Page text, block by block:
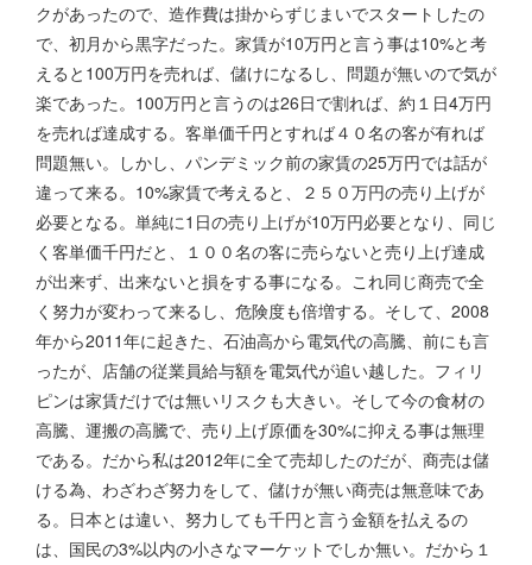
クがあったので、造作費は掛からずじまいでスタートしたの
で、初月から黒字だった。家賃が10万円と言う事は10%と考
えると100万円を売れば、儲けになるし、問題が無いので気が
楽であった。100万円と言うのは26日で割れば、約１日4万円
を売れば達成する。客単価千円とすれば４０名の客が有れば
問題無い。しかし、パンデミック前の家賃の25万円では話が
違って来る。10%家賃で考えると、２５０万円の売り上げが
必要となる。単純に1日の売り上げが10万円必要となり、同じ
く客単価千円だと、１００名の客に売らないと売り上げ達成
が出来ず、出来ないと損をする事になる。これ同じ商売で全
く努力が変わって来るし、危険度も倍増する。そして、2008
年から2011年に起きた、石油高から電気代の高騰、前にも言
ったが、店舗の従業員給与額を電気代が追い越した。フィリ
ピンは家賃だけでは無いリスクも大きい。そして今の食材の
高騰、運搬の高騰で、売り上げ原価を30%に抑える事は無理
である。だから私は2012年に全て売却したのだが、商売は儲
ける為、わざわざ努力をして、儲けが無い商売は無意味であ
る。日本とは違い、努力しても千円と言う金額を払えるの
は、国民の3%以内の小さなマーケットでしか無い。だから１